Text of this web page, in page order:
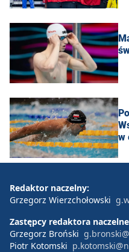
w
Redaktor naczelny:
Grzegorz Wierzchołowski
Zastępcy redaktora
Grzegorz Broński
Piotr Kotomski